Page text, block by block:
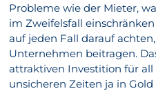
Probleme wie der Mieter,
im Zweifelsfall
auf jeden Fall darauf
Unternehmen beitragen.
attraktiven Investition für
unsicheren Zeiten ja in